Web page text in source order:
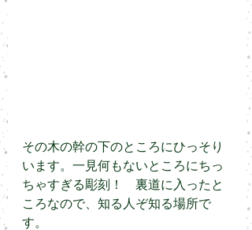
その木の幹の下のところにひっそり
います。一見何もないところにちっ
ちゃすぎる彫刻！　裏道に入ったと
ころなので、知る人ぞ知る場所で
す。